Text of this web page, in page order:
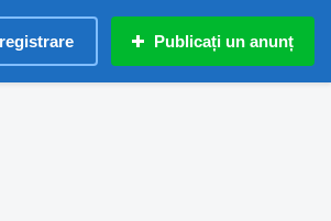
Publicați un anunț